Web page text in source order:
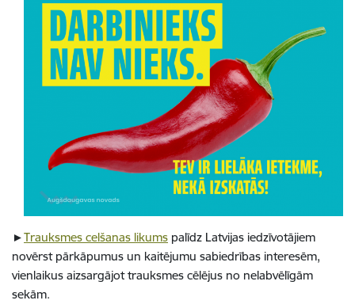
►Trauksmes celšanas likums palīdz Latvijas iedzīvotājiem
novērst pārkāpumus un kaitējumu sabiedrības interesēm,
vienlaikus aizsargājot trauksmes cēlējus no nelabvēlīgām
sekām.